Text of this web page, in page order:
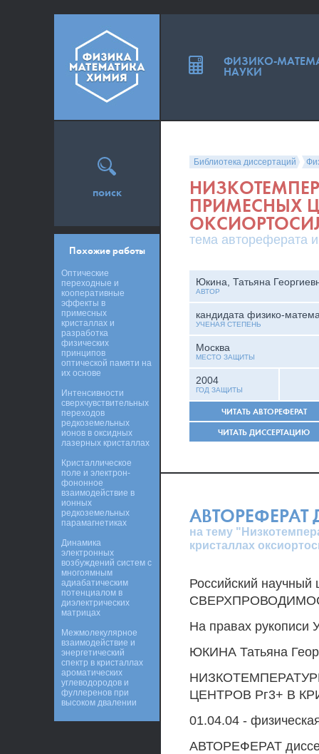
Библиотека диссертаций
ПРИМЕСНЫХ
тема автореферата
Юкина, Татьяна
АВТОР
кандидата физико-
УЧЕНАЯ СТЕПЕНЬ
Москва
МЕСТО ЗАЩИТЫ
2004
ГОД ЗАЩИТЫ
ЧИТАТЬ АВТОРЕФЕРАТ
ЧИТАТЬ ДИССЕРТАЦИЮ
АВТОРЕФЕРАТ
на тему
кристаллах
Российский научный
На правах рукописи
ЮКИНА Татьяна
ЦЕНТРОВ Рг3+ В
01.04.04 -
АВТОРЕФЕРАТ
поиск
Похожие работы
Оптические
переходные и
кооперативные
эффекты в
примесных
кристаллах и
разработка
физических
принципов
оптической памяти на
их основе
Интенсивности
сверхчувствительных
переходов
редкоземельных
ионов в оксидных
лазерных кристаллах
Кристаллическое
поле и электрон-
фононное
взаимодействие в
ионных
редкоземельных
парамагнетиках
Динамика
электронных
возбуждений систем с
многоямным
адиабатическим
потенциалом в
диэлектрических
матрицах
Межмолекулярное
взаимодействие и
энергетический
спектр в кристаллах
ароматических
углеводородов и
фуллеренов при
высоком двалении
ФИЗИКО-
НАУКИ